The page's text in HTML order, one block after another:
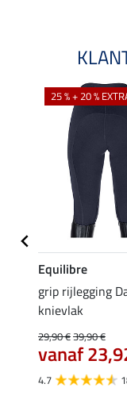
25 % + 20 %
Equilibre
grip rijlegging
knievlak
29,90 €39,90 €
vanaf
4.7